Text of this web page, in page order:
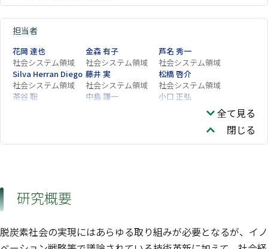
担当者
花岡 達也
社会システム領域
金森 有子
社会システム領域
芦名 秀一
社会システム領域
Silva Herran Diego
社会システム領域
藤井 実
社会システム領域
松橋 啓介
社会システム領域
茶谷 聡
中島 謙一
小口 正弘
点
ー
社会システム領域
小野寺 弘晃
西浦 理
全て見る
閉じる
研究概要
脱炭素社会の実現にはあらゆる取り組みが必要となるが、イノ